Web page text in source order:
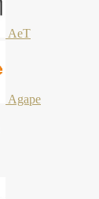
AeT
Agape